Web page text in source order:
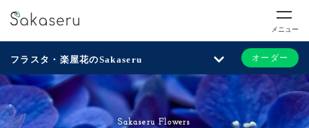
メニュー
フラスタ・楽屋花のSakaseru オーダー
Sakaseru Flowers